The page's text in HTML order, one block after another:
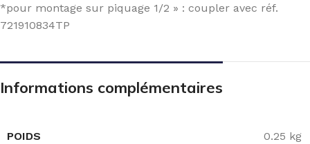
*pour montage sur piquage 1/2 » : coupler avec réf.
721910834TP
Informations complémentaires
POIDS 0.25 kg